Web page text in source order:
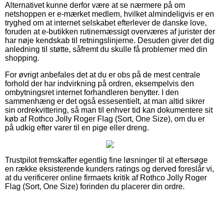
Alternativet kunne derfor være at se nærmere på om
netshoppen er e-mærket medlem, hvilket almindeligvis er en
tryghed om at internet selskabet efterlever de danske love,
foruden at e-butikken rutinemæssigt overværes af jurister der
har nøje kendskab til retningslinjerne. Desuden giver det dig
anledning til støtte, såfremt du skulle få problemer med din
shopping.
For øvrigt anbefales det at du er obs på de mest centrale
forhold der har indvirkning på ordren, eksempelvis den
ombytningsret internet forhandleren benytter. I den
sammenhæng er det også essesentielt, at man altid sikrer
sin ordrekvittering, så man til enhver tid kan dokumentere sit
køb af Rothco Jolly Roger Flag (Sort, One Size), om du er
på udkig efter varer til en pige eller dreng.
Trustpilot fremskaffer egentlig fine løsninger til at eftersøge
en række eksisterende kunders ratings og derved foreslår vi,
at du verificerer online firmaets kritik af Rothco Jolly Roger
Flag (Sort, One Size) forinden du placerer din ordre.